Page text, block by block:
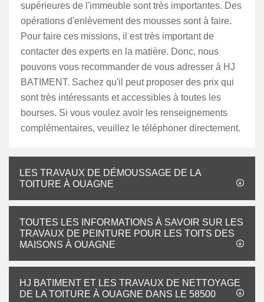
supérieures de l'immeuble sont très importantes. Des
opérations d'enlèvement des mousses sont à faire.
Pour faire ces missions, il est très important de
contacter des experts en la matière. Donc, nous
pouvons vous recommander de vous adresser à HJ
BATIMENT. Sachez qu'il peut proposer des prix qui
sont très intéressants et accessibles à toutes les
bourses. Si vous voulez avoir les renseignements
complémentaires, veuillez le téléphoner directement.
LES TRAVAUX DE DÉMOUSSAGE DE LA
TOITURE À OUAGNE
TOUTES LES INFORMATIONS À SAVOIR SUR LES
TRAVAUX DE PEINTURE POUR LES TOITS DES
MAISONS À OUAGNE
HJ BATIMENT ET LES TRAVAUX DE NETTOYAGE
DE LA TOITURE À OUAGNE DANS LE 58500